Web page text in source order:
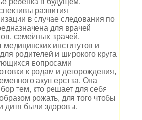
ребенка в будущем.
развития
в случае следования по
для врачей
семейных врачей,
медицинских институтов и
родителей и широкого круга
вопросами
к родам и деторождения,
акушерства. Она
тем, кто решает для себя
рожать, для того чтобы
дитя были здоровы.